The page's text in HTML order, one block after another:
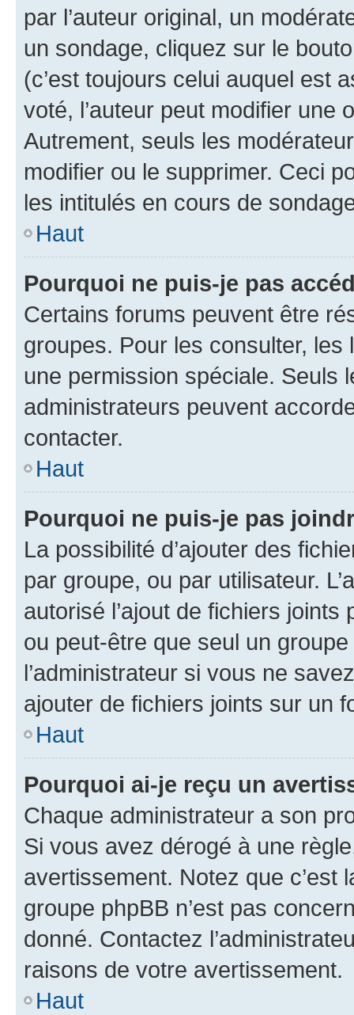
par l’auteur original, un
un sondage, cliquez sur le
(c’est toujours celui auquel est
voté, l’auteur peut modifier une
Autrement, seuls les
modifier ou le supprimer. Ceci
les intitulés en cours de
Haut
Pourquoi ne puis-je pas
Certains forums peuvent être
groupes. Pour les consulter,
une permission spéciale. Seuls
administrateurs peuvent
contacter.
Haut
Pourquoi ne puis-je pas
La possibilité d’ajouter des
par groupe, ou par utilisateur.
autorisé l’ajout de fichiers
ou peut-être que seul un
l’administrateur si vous ne
ajouter de fichiers joints sur un
Haut
Pourquoi ai-je reçu un
Chaque administrateur a son
Si vous avez dérogé à une
avertissement. Notez que c’est
groupe phpBB n’est pas
donné. Contactez
raisons de votre avertissement.
Haut